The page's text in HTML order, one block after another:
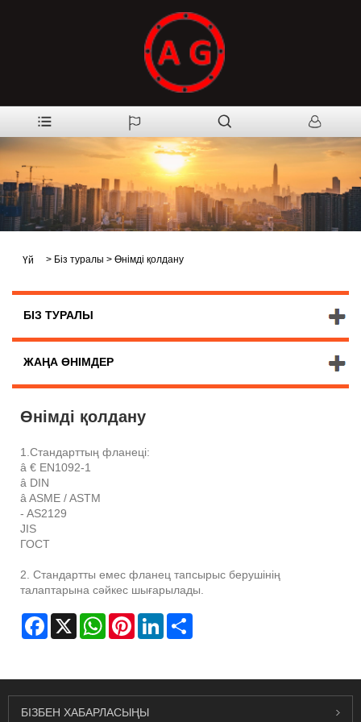
Үй > Біз туралы > Өнімді қолдану
БІЗ ТУРАЛЫ
ЖАҢА ӨНІМДЕР
Өнімді қолдану
1.Стандарттың фланеці:
â € EN1092-1
â DIN
â ASME / ASTM
- AS2129
JIS
ГОСТ
2. Стандартты емес фланец тапсырыс берушінің
талаптарына сәйкес шығарылады.
Facebook
X WhatsAppPinterestLinkedIn
БІЗБЕН ХАБАРЛАСЫҢЫ